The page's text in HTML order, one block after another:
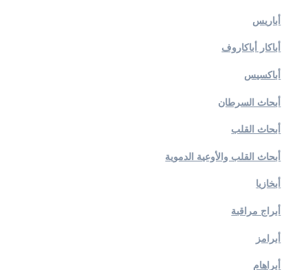
أباريس
أباكار أباكاروف
أباكسيس
أبحاث السرطان
أبحاث القلب
أبحاث القلب والأوعية الدموية
أبخازيا
أبراج مراقبة
أبرامز
أبراهام